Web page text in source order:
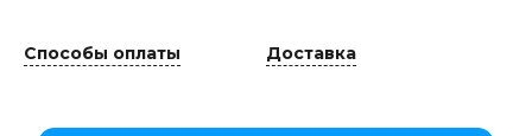
Способы оплаты Доставка